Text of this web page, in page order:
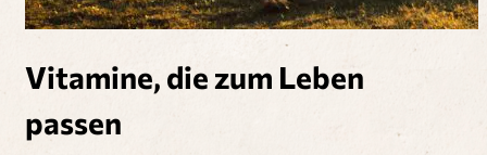
Vitamine, die zum Leben
passen